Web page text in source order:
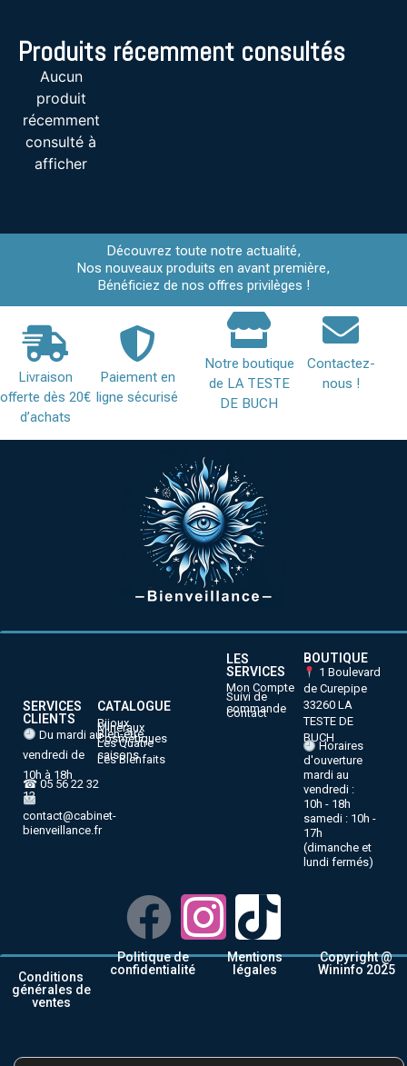
Produits récemment consultés
Aucun
produit
récemment
consulté à
afficher
Découvrez toute notre actualité,
Nos nouveaux produits en avant première,
Bénéficiez de nos offres privilèges !
Livraison
offerte dès 20€
d’achats
Paiement en
ligne sécurisé
Notre boutique
de LA TESTE
DE BUCH
Contactez-
nous !
SERVICES
CLIENTS
Du mardi au
vendredi de
10h à 18h
☎ 05 56 22 32
12
contact@cabinet-
bienveillance.fr
CATALOGUE
Bijoux
Minéraux
Bien-être
Cosmétiques
Les Quatre
saisons
Les Bienfaits
LES
SERVICES
Mon Compte
Suivi de
commande
Contact
BOUTIQUE
1 Boulevard
de Curepipe
33260 LA
TESTE DE
BUCH
Horaires
d'ouverture
mardi au
vendredi :
10h - 18h
samedi : 10h -
17h
(dimanche et
lundi fermés)
Conditions
générales de
ventes
Politique de
confidentialité
Mentions
légales
Copyright @
Wininfo 2025